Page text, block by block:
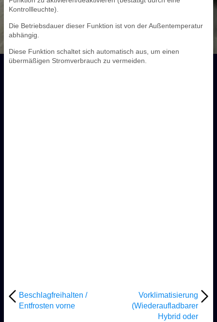
Kontrollleuchte).
Die Betriebsdauer dieser Funktion ist von der Außentemperatur
abhängig.
Diese Funktion schaltet sich automatisch aus, um einen
übermäßigen Stromverbrauch zu vermeiden.
Beschlagfreihalten /
Entfrosten vorne
Vorklimatisierung
(Wiederaufladbarer
Hybrid oder